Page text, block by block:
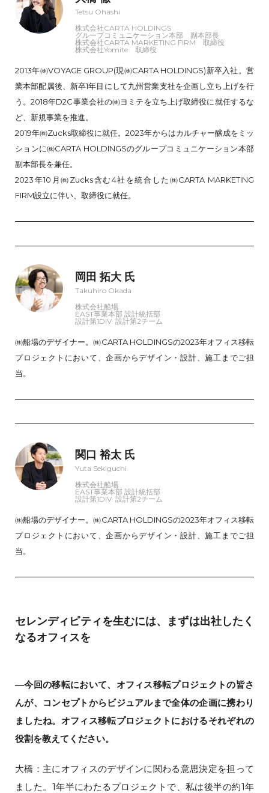
Tetsu Ohashi
株式会社CARTA HOLDINGS
グループコミュニケーション本部 副本部長
株式会社CARTA MARKETING FIRM 取締役
株式会社Yomite 取締役
2013年㈱VOYAGE GROUP(現㈱CARTA HOLDINGS)新卒入社。営
業本部配属後、新卒1年目にして九州営業支社を企画し立ち上げを行
う。2018年D2C事業会社の㈱ヨミテを立ち上げ取締役に就任するな
ど、新規事業を推進。
2019年㈱Zucks取締役に就任。2023年からはカルチャー醸成をミッ
ションに㈱CARTA HOLDINGSのグループコミュニケーション本部
副本部長を兼任。
2023年10月㈱Zucks含む4社を統合した㈱CARTA MARKETING
FIRM設立に伴い、取締役に就任。
岡田 拓大 氏
Takuhiro Okada
株式会社船場
EAST事業本部 設計統括部
設計第1DIV. 設計第2チーム
㈱船場のデザイナー。㈱CARTA HOLDINGSの2023年オフィス移転
プロジェクトにおいて、企画からデザイン・設計、施工までご担
当。
関口 裕太 氏
Yuta Sekiguchi
株式会社船場
EAST事業本部 設計統括部
設計第1DIV. 設計第2チーム
㈱船場のデザイナー。㈱CARTA HOLDINGSの2023年オフィス移転
プロジェクトにおいて、企画からデザイン・設計、施工までご担
当。
セレンディピティを生むには、まずは出社したく
なるオフィスを
―今回の移転において、オフィス移転プロジェクトの皆さ
んが、コンセプトからビジュアルまで全体の企画に携わり
ましたね。オフィス移転プロジェクトにおけるそれぞれの
役割を教えてください。
大橋：主にオフィスのデザインに関わる意思決定を担って
ました。1年半にわたるプロジェクトで、私は後半の約1年